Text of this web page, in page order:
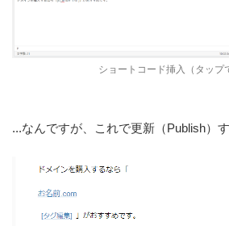
ショートコード挿入（タップ
...なんですが、これで更新（Publish）